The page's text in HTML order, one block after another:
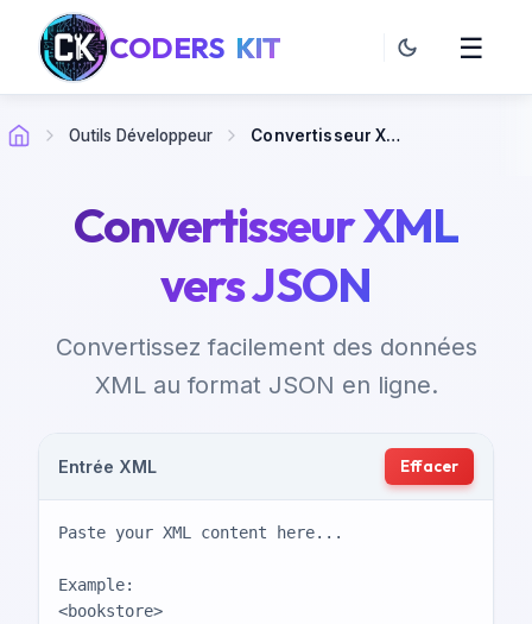
CODERS KIT ☰
Outils Développeur Convertisseur XML vers JSON
Convertisseur XML
vers JSON
Convertissez facilement des données
XML au format JSON en ligne.
Entrée XML Effacer